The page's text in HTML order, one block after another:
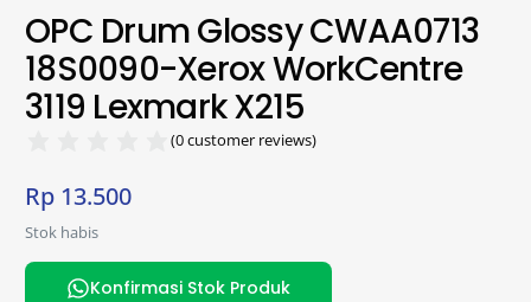
OPC Drum Glossy CWAA0713
18S0090-Xerox WorkCentre
3119 Lexmark X215
(0customer reviews)
Rp 13.500
Stok habis
Konfirmasi Stok Produk